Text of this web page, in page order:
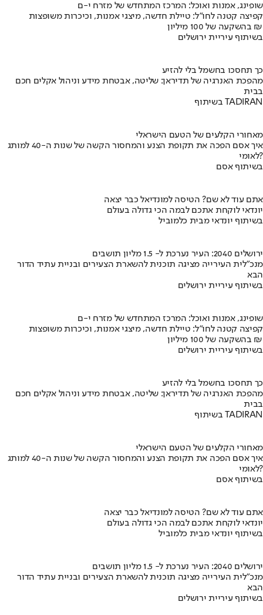
שופינג, אמנות ואוכל: המרכז המתחדש של מזרח י-ם
קפיצה קטנה לחו"ל: טיילת חדשה, מיצגי אמנות, וכיכרות משופצות
בהשקעה של 100 מיליון ₪
בשיתוף עיריית ירושלים
כך תחסכו בחשמל בלי להזיע
מהפכת האנרגיה של תדיראן: שליטה, אבטחת מידע וניהול אקלים חכם
בבית
בשיתוף TADIRAN
מאחורי הקלעים של הטעם הישראלי
איך אסם הפכה את תקופת הצנע והמחסור הקשה של שנות ה-40 למותג
לאומי?
בשיתוף אסם
אתם עוד לא שם? הטיסה למונדיאל כבר יצאה
יונדאי לוקחת אתכם לבמה הכי גדולה בעולם
בשיתוף יונדאי מבית כלמוביל
ירושלים 2040: העיר נערכת ל- 1.5 מליון תושבים
מנכ"לית העירייה מציגה תוכנית להשארת הצעירים ובניית עתיד הדור
הבא
בשיתוף עיריית ירושלים
שופינג, אמנות ואוכל: המרכז המתחדש של מזרח י-ם
קפיצה קטנה לחו"ל: טיילת חדשה, מיצגי אמנות, וכיכרות משופצות
בהשקעה של 100 מיליון ₪
בשיתוף עיריית ירושלים
כך תחסכו בחשמל בלי להזיע
מהפכת האנרגיה של תדיראן: שליטה, אבטחת מידע וניהול אקלים חכם
בבית
בשיתוף TADIRAN
מאחורי הקלעים של הטעם הישראלי
איך אסם הפכה את תקופת הצנע והמחסור הקשה של שנות ה-40 למותג
לאומי?
בשיתוף אסם
אתם עוד לא שם? הטיסה למונדיאל כבר יצאה
יונדאי לוקחת אתכם לבמה הכי גדולה בעולם
בשיתוף יונדאי מבית כלמוביל
ירושלים 2040: העיר נערכת ל- 1.5 מליון תושבים
מנכ"לית העירייה מציגה תוכנית להשארת הצעירים ובניית עתיד הדור
הבא
בשיתוף עיריית ירושלים